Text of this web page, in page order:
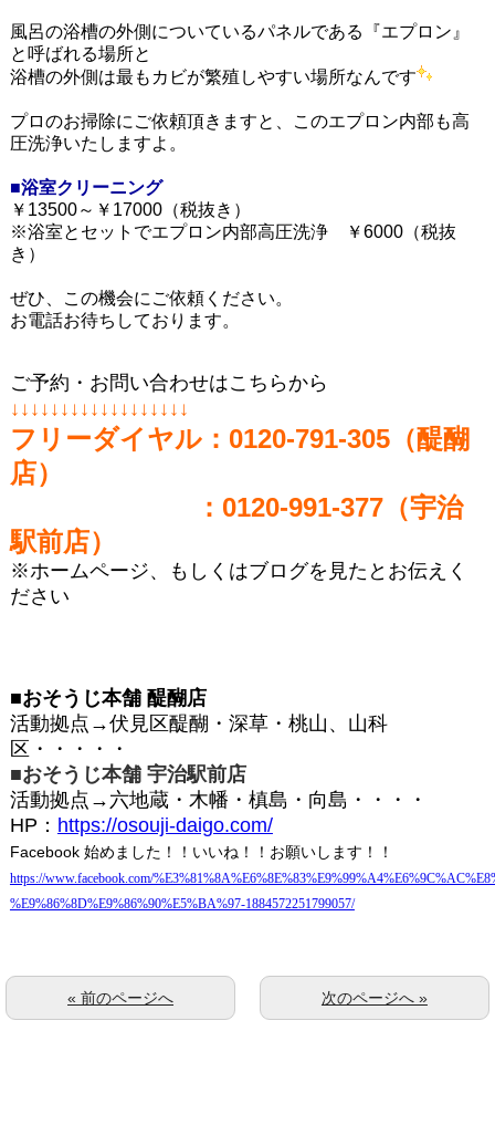
風呂の浴槽の外側についているパネルである『エプロン』
と呼ばれる場所と
浴槽の外側は最もカビが繁殖しやすい場所なんです
プロのお掃除にご依頼頂きますと、このエプロン内部も高
圧洗浄いたしますよ。
■浴室クリーニング
￥13500～￥17000（税抜き）
※浴室とセットでエプロン内部高圧洗浄 ￥6000（税抜
き）
ぜひ、この機会にご依頼ください。
お電話お待ちしております。
ご予約・お問い合わせはこちらから
↓↓↓↓↓↓↓↓↓↓↓↓↓↓↓↓↓↓
フリーダイヤル： 0120-791-305（醍醐
店）
：0120-991-377（宇治
駅前店）
※ホームページ、もしくはブログを見たとお伝えく
ださい
■おそうじ本舗 醍醐店
活動拠点→伏見区醍醐・深草・桃山、山科
区・・・・・
■おそうじ本舗 宇治駅前店
活動拠点→六地蔵・木幡・槙島・向島・・・・
HP ： https://osouji-daigo.com/
Facebook 始めました！！いいね！！お願いします！！
https://www.facebook.com/
%E9%86%8D%E9%86%90%E5%BA%97-1884572251799057/
次のページへ »
« 前のページへ